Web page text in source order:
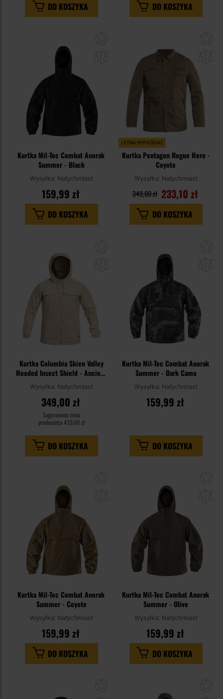
DO KOSZYKA DO KOSZYKA
schowka
Kurtka Mil-Tec Combat Anorak
Summer - Black
Wysyłka: Natychmiast
159,99 zł
DO KOSZYKA
LETNIA WYPRZEDAŻ
Kurtka Pentagon Rogue Hero -
Coyote
Wysyłka: Natychmiast
233,10 zł
349,00 zł
DO KOSZYKA
Kurtka Columbia Skien Valley
Hooded Insect Shield - Ancient
Fossil/Shark
Wysyłka: Natychmiast
349,00 zł
Sugerowana cena
producenta 439,00 zł
DO KOSZYKA
Kurtka Mil-Tec Combat Anorak
Summer - Dark Camo
Wysyłka: Natychmiast
159,99 zł
DO KOSZYKA
Kurtka Mil-Tec Combat Anorak
Summer - Coyote
Wysyłka: Natychmiast
159,99 zł
DO KOSZYKA
Kurtka Mil-Tec Combat Anorak
Summer - Olive
Wysyłka: Natychmiast
159,99 zł
DO KOSZYKA